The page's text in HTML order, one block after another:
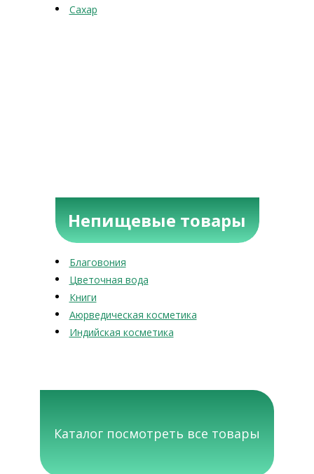
Сахар
Непищевые товары
Благовония
Цветочная вода
Книги
Аюрведическая косметика
Индийская косметика
Каталог посмотреть все товары